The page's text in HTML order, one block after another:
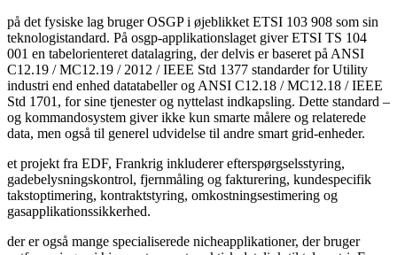
på det fysiske lag bruger OSGP i øjeblikket ETSI 103 908 som sin
teknologistandard. På osgp-applikationslaget giver ETSI TS 104
001 en tabelorienteret datalagring, der delvis er baseret på ANSI
C12.19 / MC12.19 / 2012 / IEEE Std 1377 standarder for Utility
industri end enhed datatabeller og ANSI C12.18 / MC12.18 / IEEE
Std 1701, for sine tjenester og nyttelast indkapsling. Dette standard –
og kommandosystem giver ikke kun smarte målere og relaterede
data, men også til generel udvidelse til andre smart grid-enheder.
et projekt fra EDF, Frankrig inkluderer efterspørgselsstyring,
gadebelysningskontrol, fjernmåling og fakturering, kundespecifik
takstoptimering, kontraktstyring, omkostningsestimering og
gasapplikationssikkerhed.
der er også mange specialiserede nicheapplikationer, der bruger